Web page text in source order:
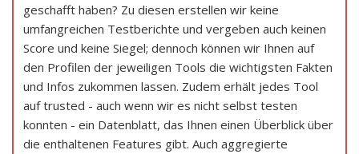
geschafft haben? Zu diesen erstellen wir keine
umfangreichen Testberichte und vergeben auch keinen
Score und keine Siegel; dennoch können wir Ihnen auf
den Profilen der jeweiligen Tools die wichtigsten Fakten
und Infos zukommen lassen. Zudem erhält jedes Tool
auf trusted - auch wenn wir es nicht selbst testen
konnten - ein Datenblatt, das Ihnen einen Überblick über
die enthaltenen Features gibt. Auch aggregierte